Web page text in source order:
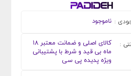
: ناموجود
:
کالای اصلی و ضمانت معتبر ۱۸
ماه بی قید و شرط با پشتیبانی
ویژه پدیده پی سی